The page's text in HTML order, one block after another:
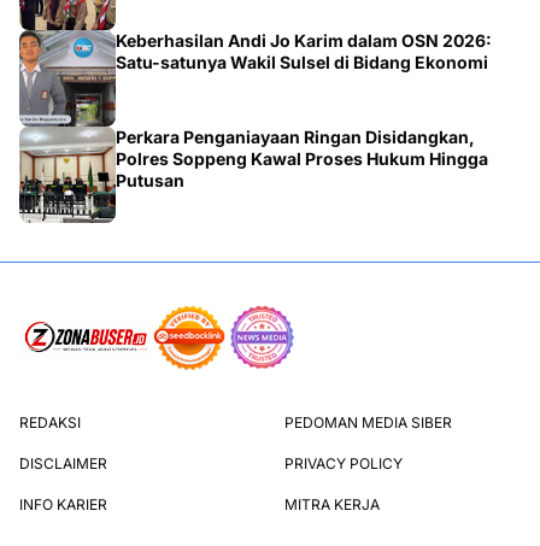
Keberhasilan Andi Jo Karim dalam OSN 2026:
Satu-satunya Wakil Sulsel di Bidang Ekonomi
Perkara Penganiayaan Ringan Disidangkan,
Polres Soppeng Kawal Proses Hukum Hingga
Putusan
REDAKSI PEDOMAN MEDIA SIBER
DISCLAIMER PRIVACY POLICY
INFO KARIER MITRA KERJA